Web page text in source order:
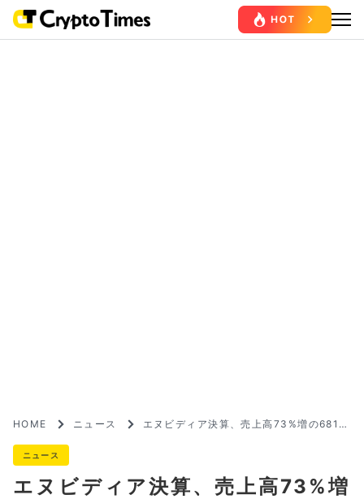
HOME ニュース
エヌビディア決算、売上高73%増の681億
ニュース
エヌビディア決算、売上高73%増